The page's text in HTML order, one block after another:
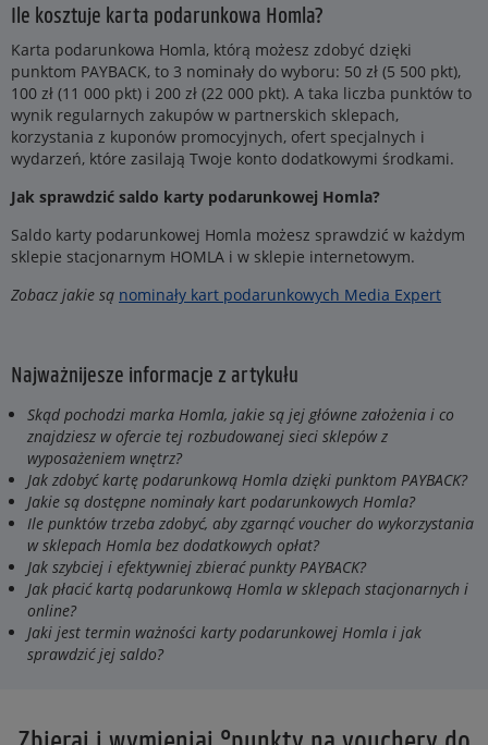
Ile kosztuje karta podarunkowa Homla?
Karta podarunkowa Homla, którą możesz zdobyć dzięki
punktom PAYBACK, to 3 nominały do wyboru: 50 zł (5 500 pkt),
100 zł (11 000 pkt) i 200 zł (22 000 pkt). A taka liczba punktów to
wynik regularnych zakupów w partnerskich sklepach,
korzystania z kuponów promocyjnych, ofert specjalnych i
wydarzeń, które zasilają Twoje konto dodatkowymi środkami.
Jak sprawdzić saldo karty podarunkowej Homla?
Saldo karty podarunkowej Homla możesz sprawdzić w każdym
sklepie stacjonarnym HOMLA i w sklepie internetowym.
Zobacz jakie są nominały kart podarunkowych Media Expert
Najważnijesze informacje z artykułu
Skąd pochodzi marka Homla, jakie są jej główne założenia i co
znajdziesz w ofercie tej rozbudowanej sieci sklepów z
wyposażeniem wnętrz?
Jak zdobyć kartę podarunkową Homla dzięki punktom PAYBACK?
Jakie są dostępne nominały kart podarunkowych Homla?
Ile punktów trzeba zdobyć, aby zgarnąć voucher do wykorzystania
w sklepach Homla bez dodatkowych opłat?
Jak szybciej i efektywniej zbierać punkty PAYBACK?
Jak płacić kartą podarunkową Homla w sklepach stacjonarnych i
online?
Jaki jest termin ważności karty podarunkowej Homla i jak
sprawdzić jej saldo?